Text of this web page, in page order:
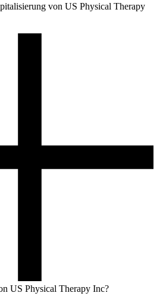
von US Physical Therapy
US Physical Therapy Inc?